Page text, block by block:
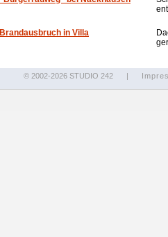
Brandausbruch in Villa
© 2002-2026 STUDIO 242 |